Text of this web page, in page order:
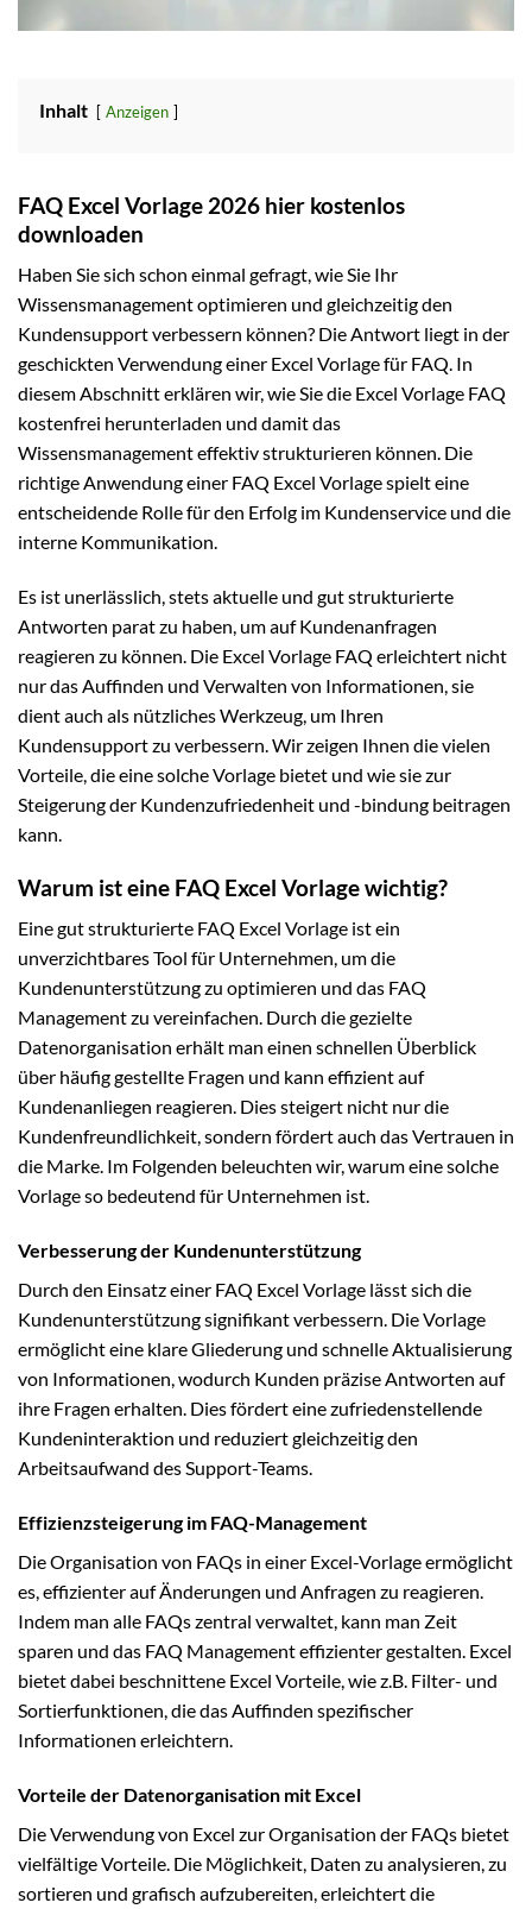
Inhalt Anzeigen
FAQ Excel Vorlage 2026 hier kostenlos
downloaden
Haben Sie sich schon einmal gefragt, wie Sie Ihr
Wissensmanagement optimieren und gleichzeitig den
Kundensupport verbessern können? Die Antwort liegt in der
geschickten Verwendung einer Excel Vorlage für FAQ. In
diesem Abschnitt erklären wir, wie Sie die Excel Vorlage FAQ
kostenfrei herunterladen und damit das
Wissensmanagement effektiv strukturieren können. Die
richtige Anwendung einer FAQ Excel Vorlage spielt eine
entscheidende Rolle für den Erfolg im Kundenservice und die
interne Kommunikation.
Es ist unerlässlich, stets aktuelle und gut strukturierte
Antworten parat zu haben, um auf Kundenanfragen
reagieren zu können. Die Excel Vorlage FAQ erleichtert nicht
nur das Auffinden und Verwalten von Informationen, sie
dient auch als nützliches Werkzeug, um Ihren
Kundensupport zu verbessern. Wir zeigen Ihnen die vielen
Vorteile, die eine solche Vorlage bietet und wie sie zur
Steigerung der Kundenzufriedenheit und -bindung beitragen
kann.
Warum ist eine FAQ Excel Vorlage wichtig?
Eine gut strukturierte FAQ Excel Vorlage ist ein
unverzichtbares Tool für Unternehmen, um die
Kundenunterstützung zu optimieren und das FAQ
Management zu vereinfachen. Durch die gezielte
Datenorganisation erhält man einen schnellen Überblick
über häufig gestellte Fragen und kann effizient auf
Kundenanliegen reagieren. Dies steigert nicht nur die
Kundenfreundlichkeit, sondern fördert auch das Vertrauen in
die Marke. Im Folgenden beleuchten wir, warum eine solche
Vorlage so bedeutend für Unternehmen ist.
Verbesserung der Kundenunterstützung
Durch den Einsatz einer FAQ Excel Vorlage lässt sich die
Kundenunterstützung signifikant verbessern. Die Vorlage
ermöglicht eine klare Gliederung und schnelle Aktualisierung
von Informationen, wodurch Kunden präzise Antworten auf
ihre Fragen erhalten. Dies fördert eine zufriedenstellende
Kundeninteraktion und reduziert gleichzeitig den
Arbeitsaufwand des Support-Teams.
Effizienzsteigerung im FAQ-Management
Die Organisation von FAQs in einer Excel-Vorlage ermöglicht
es, effizienter auf Änderungen und Anfragen zu reagieren.
Indem man alle FAQs zentral verwaltet, kann man Zeit
sparen und das FAQ Management effizienter gestalten. Excel
bietet dabei beschnittene Excel Vorteile, wie z.B. Filter- und
Sortierfunktionen, die das Auffinden spezifischer
Informationen erleichtern.
Vorteile der Datenorganisation mit Excel
Die Verwendung von Excel zur Organisation der FAQs bietet
vielfältige Vorteile. Die Möglichkeit, Daten zu analysieren, zu
sortieren und grafisch aufzubereiten, erleichtert die